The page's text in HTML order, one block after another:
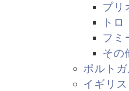
プリ
トロ
フミ
その
ポルト
イギリス